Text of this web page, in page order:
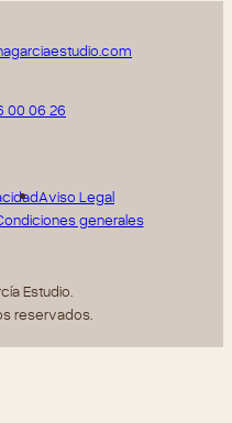
Aviso Legal
Estudio.
reservados.